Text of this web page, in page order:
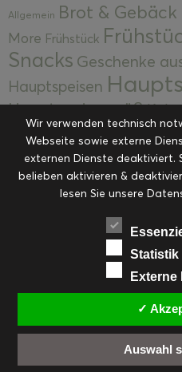
Allgemein Brot & Gebäck
More Frühstück
Snacks Geschenke
Hauptspeisen
Hauptspeisen süß
Kuchen, Torten &
Desserts Kulinarik
Eingemachtes Ohne
RezepteSaisonal
Suppen, Salate &
Vorspeisen,
Weihnachten Workshops
FACEBOOK
Wir verwenden technisch
Webseite sowie externe
externen Dienste deaktiviert.
belieben aktivieren &
lesen Sie unsere
Statistik
Externe
✓
Auswahl